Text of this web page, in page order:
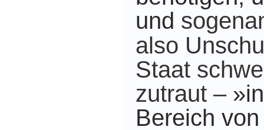
und
also
Staat
zutraut –
Bereich